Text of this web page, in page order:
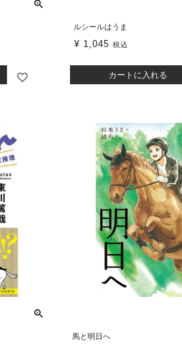
ルシールはうま
¥ 1,045 税込
カートに入れる
馬と明日へ